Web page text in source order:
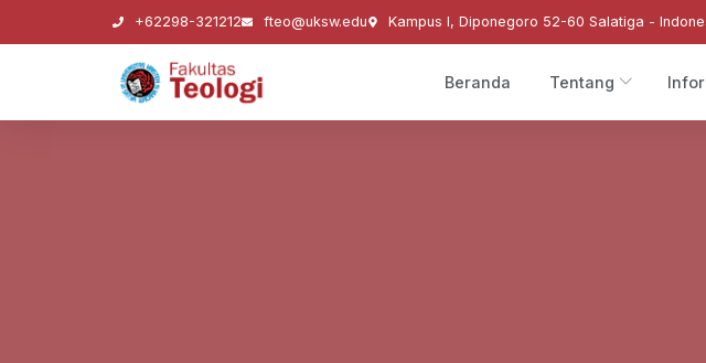
+62298-321212 fteo@uksw.edu Kampus I, Diponegoro 52-60 Salatiga -
Beranda Tentang